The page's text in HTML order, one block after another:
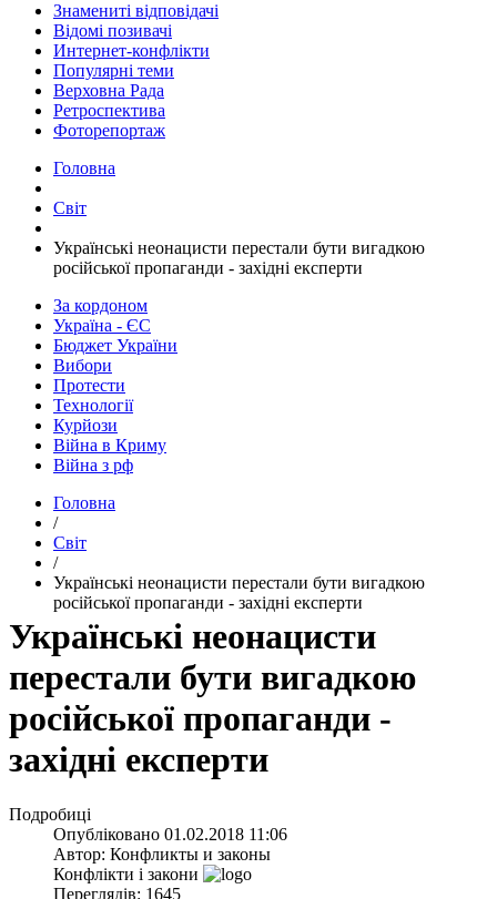
Знамениті відповідачі
Відомі позивачі
Интернет-конфлікти
Популярні теми
Верховна Рада
Ретроспектива
Фоторепортаж
Головна
Світ
​Українські неонацисти перестали бути вигадкою
російської пропаганди - західні експерти
За кордоном
Україна - ЄС
Бюджет України
Вибори
Протести
Технології
Курйози
Війна в Криму
Війна з рф
Головна
/
Світ
/
​Українські неонацисти перестали бути вигадкою
російської пропаганди - західні експерти
​Українські неонацисти
перестали бути вигадкою
російської пропаганди -
західні експерти
Подробиці
Опубліковано 01.02.2018 11:06
Автор: Конфликты и законы
Конфлікти і закони
Переглядів: 1645